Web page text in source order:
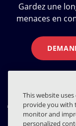
Gardez une
menaces en
À propos de
This website
provide you with
monitor and
personalized